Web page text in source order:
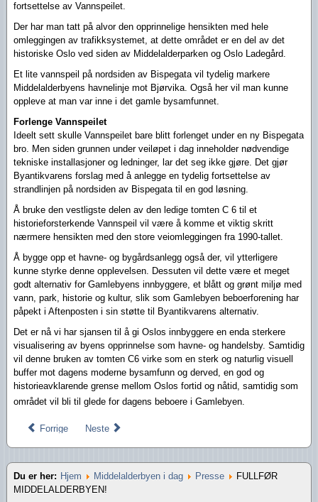
fortsettelse av Vannspeilet.
Der har man tatt på alvor den opprinnelige hensikten med hele
omleggingen av trafikksystemet, at dette området er en del av det
historiske Oslo ved siden av Middelalderparken og Oslo Ladegård.
Et lite vannspeil på nordsiden av Bispegata vil tydelig markere
Middelalderbyens havnelinje mot Bjørvika. Også her vil man kunne
oppleve at man var inne i det gamle bysamfunnet.
Forlenge Vannspeilet
Ideelt sett skulle Vannspeilet bare blitt forlenget under en ny Bispegata
bro. Men siden grunnen under veiløpet i dag inneholder nødvendige
tekniske installasjoner og ledninger, lar det seg ikke gjøre. Det gjør
Byantikvarens forslag med å anlegge en tydelig fortsettelse av
strandlinjen på nordsiden av Bispegata til en god løsning.
Å bruke den vestligste delen av den ledige tomten C 6 til et
historieforsterkende Vannspeil vil være å komme et viktig skritt
nærmere hensikten med den store veiomleggingen fra 1990-tallet.
Å bygge opp et havne- og bygårdsanlegg også der, vil ytterligere
kunne styrke denne opplevelsen. Dessuten vil dette være et meget
godt alternativ for Gamlebyens innbyggere, et blått og grønt miljø med
vann, park, historie og kultur, slik som Gamlebyen beboerforening har
påpekt i Aftenposten i sin støtte til Byantikvarens alternativ.
Det er nå vi har sjansen til å gi Oslos innbyggere en enda sterkere
visualisering av byens opprinnelse som havne- og handelsby. Samtidig
vil denne bruken av tomten C6 virke som en sterk og naturlig visuell
buffer mot dagens moderne bysamfunn og derved, en god og
historieavklarende grense mellom Oslos fortid og nåtid, samtidig som
området vil bli til glede for dagens beboere i Gamlebyen.
Forrige Neste
Du er her: Hjem Middelalderbyen i dag Presse
FULLFØR
MIDDELALDERBYEN!